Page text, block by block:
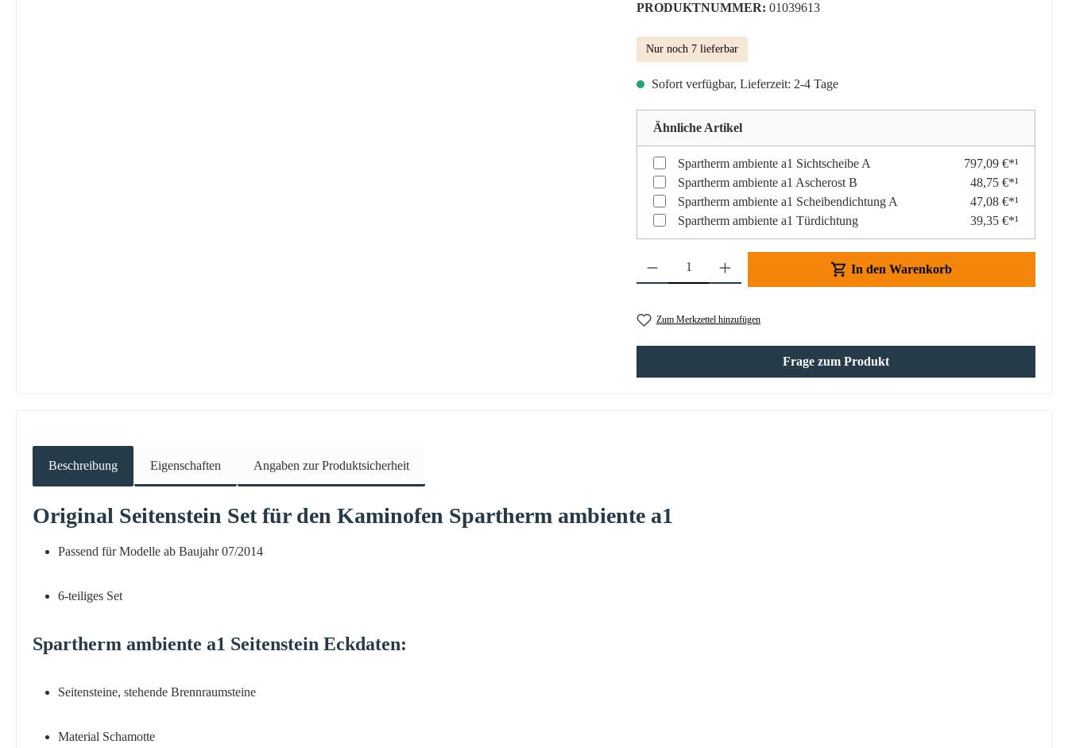
PRODUKTNUMMER: 01039613
Nur noch 7 lieferbar
Sofort verfügbar, Lieferzeit: 2-4 Tage
Ähnliche Artikel
Spartherm ambiente a1 Sichtscheibe A
797,09 €*¹
Spartherm ambiente a1 Ascherost B
48,75 €*¹
Spartherm ambiente a1 Scheibendichtung A
47,08 €*¹
Spartherm ambiente a1 Türdichtung
39,35 €*¹
Produkt Anzahl: Gib den gewünschten Wert ein oder benutze die Schaltflächen um die Anzahl
In den Warenkorb
Zum Merkzettel hinzufügen
Frage zum Produkt
Beschreibung Eigenschaften Angaben zur Produktsicherheit
Original Seitenstein Set für den Kaminofen Spartherm ambiente a1
Passend für Modelle ab Baujahr 07/2014
6-teiliges Set
Spartherm ambiente a1 Seitenstein Eckdaten:
Seitensteine, stehende Brennraumsteine
Material Schamotte